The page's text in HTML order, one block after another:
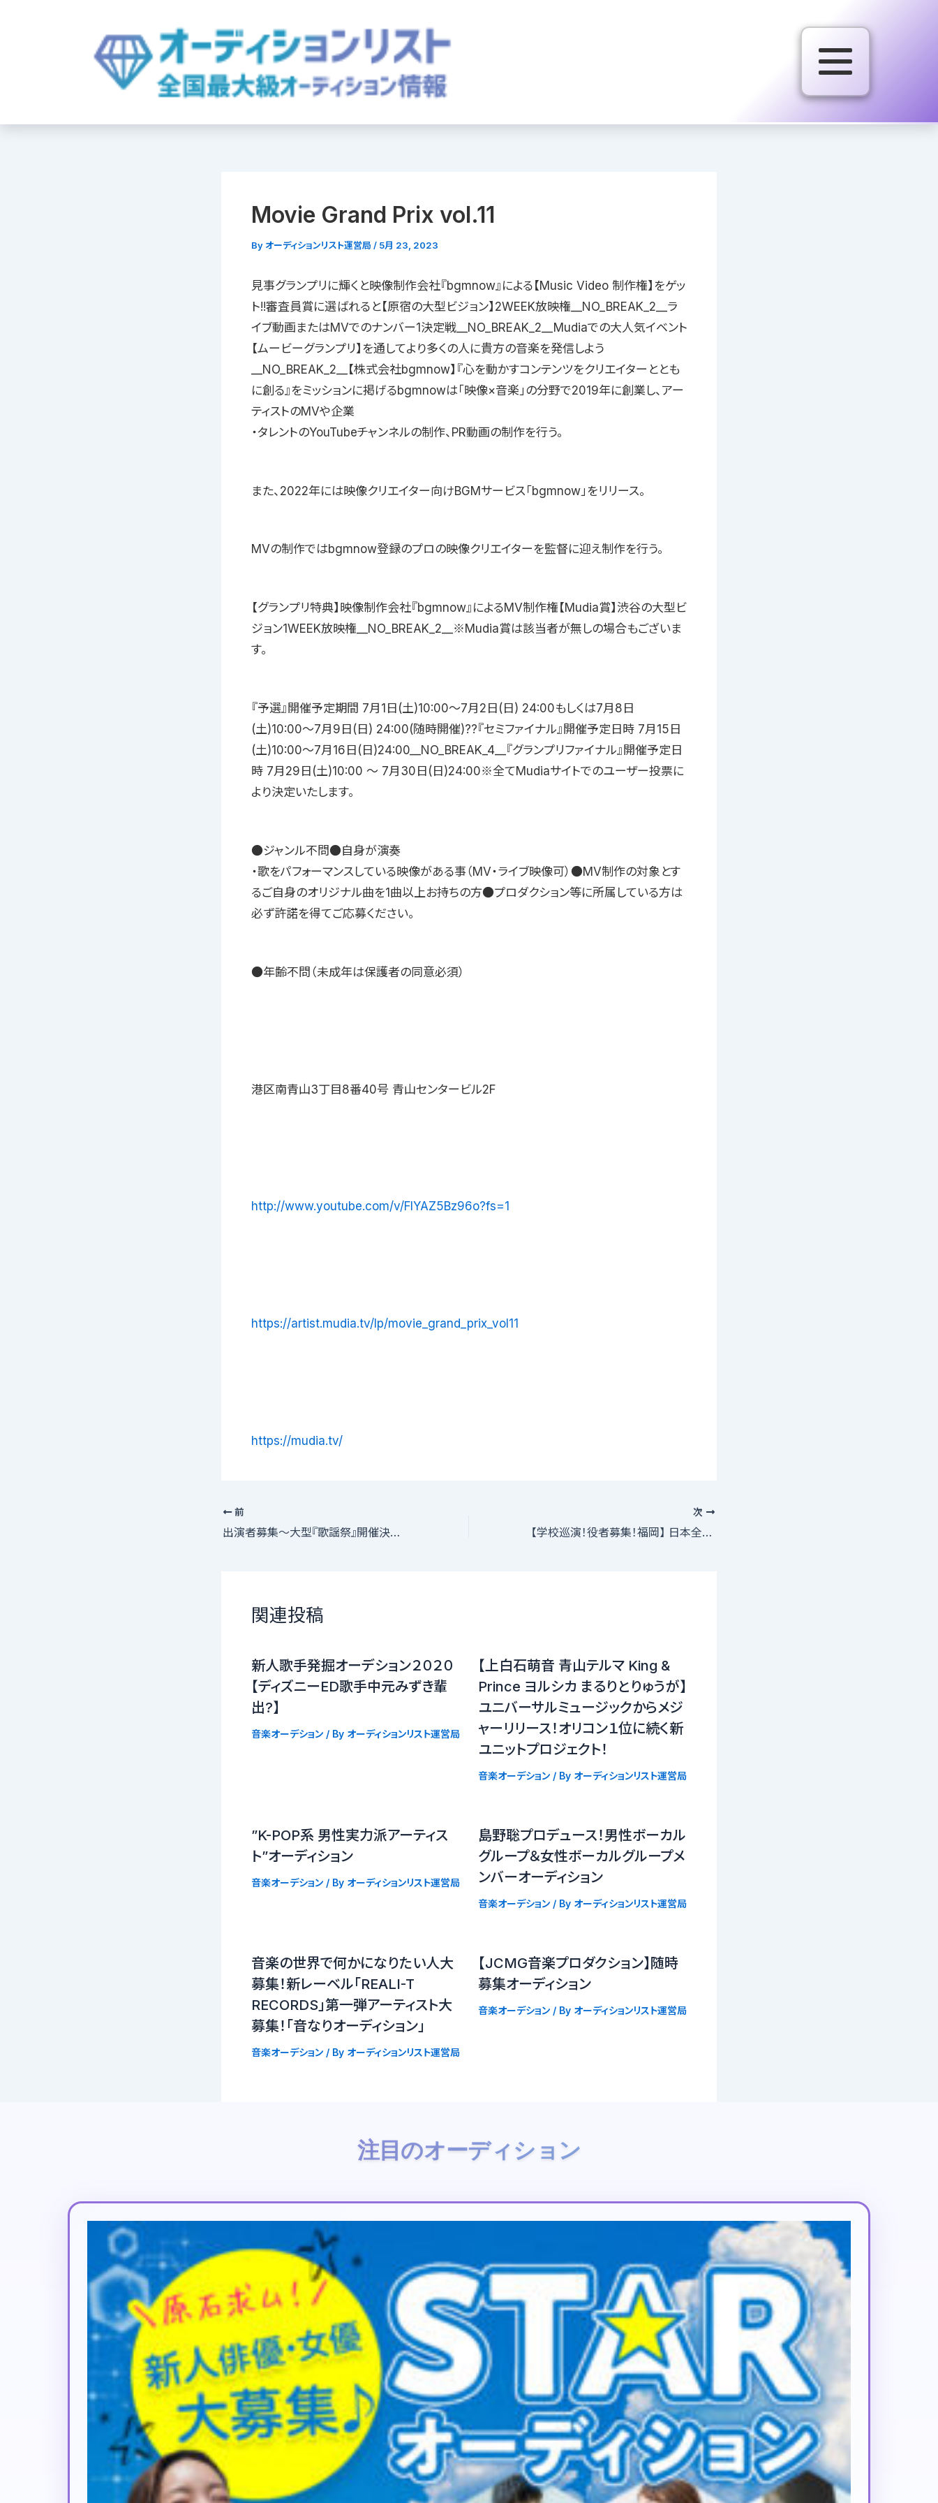
Movie Grand Prix vol.11
By オーディションリスト運営局 / 5月 23, 2023
見事グランプリに輝くと映像制作会社『bgmnow』による【Music Video 制作権】をゲッ
ト!!審査員賞に選ばれると【原宿の大型ビジョン】2WEEK放映権__NO_BREAK_2__ラ
イブ動画またはMVでのナンバー1決定戦__NO_BREAK_2__Mudiaでの大人気イベント
【ムービーグランプリ】を通してより多くの人に貴方の音楽を発信しよう
__NO_BREAK_2__【株式会社bgmnow】『心を動かすコンテンツをクリエイターととも
に創る』をミッションに掲げるbgmnowは「映像×音楽」の分野で2019年に創業し、アー
ティストのMVや企業
・タレントのYouTubeチャンネルの制作、PR動画の制作を行う。
また、2022年には映像クリエイター向けBGMサービス「bgmnow」をリリース。
MVの制作ではbgmnow登録のプロの映像クリエイターを監督に迎え制作を行う。
【グランプリ特典】映像制作会社『bgmnow』によるMV制作権【Mudia賞】渋谷の大型ビ
ジョン1WEEK放映権__NO_BREAK_2__※Mudia賞は該当者が無しの場合もございま
す。
『予選』開催予定期間 7月1日(土)10:00〜7月2日(日) 24:00もしくは7月8日
(土)10:00〜7月9日(日) 24:00(随時開催)??『セミファイナル』開催予定日時 7月15日
(土)10:00〜7月16日(日)24:00__NO_BREAK_4__『グランプリファイナル』開催予定日
時 7月29日(土)10:00 〜 7月30日(日)24:00※全てMudiaサイトでのユーザー投票に
より決定いたします。
●ジャンル不問●自身が演奏
・歌をパフォーマンスしている映像がある事（MV・ライブ映像可）●MV制作の対象とす
るご自身のオリジナル曲を1曲以上お持ちの方●プロダクション等に所属している方は
必ず許諾を得てご応募ください。
●年齢不問（未成年は保護者の同意必須）
港区南青山3丁目8番40号 青山センタービル2F
http://www.youtube.com/v/FIYAZ5Bz96o?fs=1
https://artist.mudia.tv/lp/movie_grand_prix_vol11
https://mudia.tv/
前
出演者募集〜大型『歌謡祭』開催決定！！
次
【学校巡演！役者募集！福岡】 日本全国の子ども達に夢と感動を！男性役者募集！
関連投稿
新人歌手発掘オーデション２０２０
【ディズニーED歌手中元みずき輩
出?】
音楽オーデション/ By オーディションリスト運営局
【上白石萌音 青山テルマ King &
Prince ヨルシカ まるりとりゅうが】
ユニバーサルミュージックからメジ
ャーリリース！オリコン１位に続く新
ユニットプロジェクト！
音楽オーデション/ By オーディションリスト運営局
”K-POP系 男性実力派アーティス
ト”オーディション
音楽オーデション/ By オーディションリスト運営局
島野聡プロデュース！男性ボーカル
グループ＆女性ボーカルグループメ
ンバーオーディション
音楽オーデション/ By オーディションリスト運営局
音楽の世界で何かになりたい人大
募集！新レーベル「REALI-T
RECORDS」第一弾アーティスト大
募集！「音なりオーディション」
音楽オーデション/ By オーディションリスト運営局
【JCMG音楽プロダクション】随時
募集オーディション
音楽オーデション/ By オーディションリスト運営局
注目のオーディション